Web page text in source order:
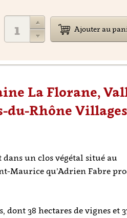
Ajouter au
La Florane,
du-Rhône Villages
dans un clos végétal situé au
Maurice qu’Adrien Fabre
dont 38 hectares de vignes et